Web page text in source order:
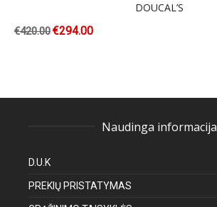
DOUCAL’S
€420.00€294.00
Naudinga informacija
D.U.K
PREKIŲ PRISTATYMAS